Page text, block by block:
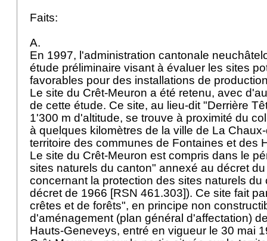
Faits:
A.
En 1997, l'administration cantonale
étude préliminaire visant à évaluer les sites
favorables pour des installations de
Le site du Crêt-Meuron a été retenu, avec
de cette étude. Ce site, au lieu-dit "Derrière
1'300 m d'altitude, se trouve à proximité du
à quelques kilomètres de la ville de La
territoire des communes de Fontaines et des
Le site du Crêt-Meuron est compris dans le
sites naturels du canton" annexé au décret
concernant la protection des sites naturels du
décret de 1966 [RSN 461.303]). Ce site fait
crêtes et de forêts", en principe non
d'aménagement (plan général d'affectation)
Hauts-Geneveys, entré en vigueur le 30 mai